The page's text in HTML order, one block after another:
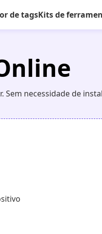
de tagsKits de
Sem necessidade de